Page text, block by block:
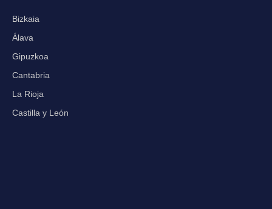
Bizkaia
Álava
Gipuzkoa
Cantabria
La Rioja
Castilla y León